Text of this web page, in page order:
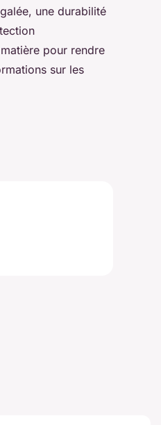
une durabilité
pour rendre
sur les